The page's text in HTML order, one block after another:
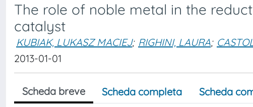
The role of noble metal in the
catalyst
KUBIAK, LUKASZ MACIEJ; RIGHINI, LAURA;
2013-01-01
Scheda breve Scheda completa Scheda